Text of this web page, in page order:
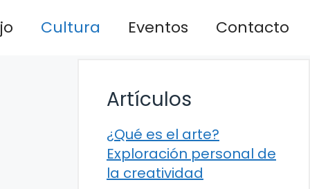
Cultura Eventos Contacto
Artículos
¿Qué es el arte?
Exploración personal de
la creatividad